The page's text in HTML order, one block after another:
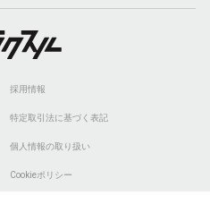
採用情報
特定取引法に基づく表記
個人情報の取り扱い
Cookieポリシー